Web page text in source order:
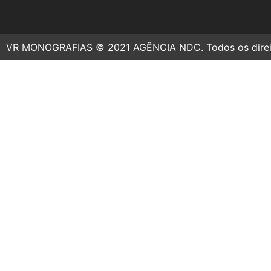
VR MONOGRAFIAS © 2021 AGÊNCIA NDC. Todos os